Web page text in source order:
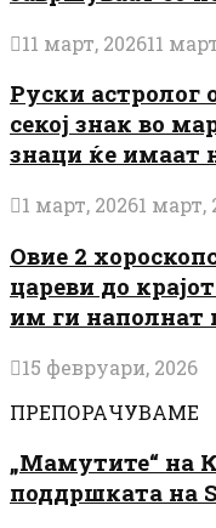
11 март, 202611
Руски астролог
секој знак во
знаци ќе имаат
1 март, 20261 март,
Овие 2
цареви до
им ги наполнат
15 февруари, 2026
ПРЕПОРАЧУВАМЕ
„Мамутите“ на
поддршката на